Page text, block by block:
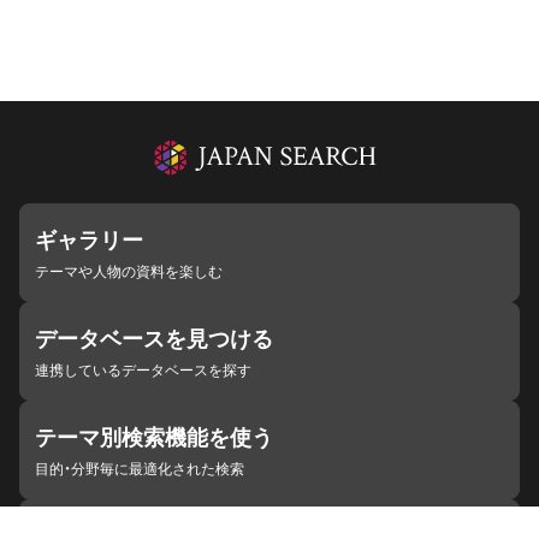
ギャラリー
テーマや人物の資料を楽しむ
データベースを見つける
連携しているデータベースを探す
テーマ別検索機能を使う
目的・分野毎に最適化された検索